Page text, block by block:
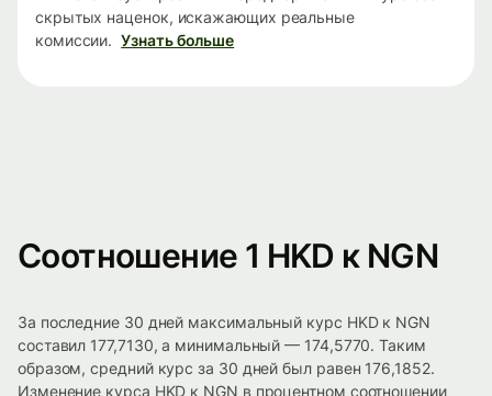
скрытых наценок, искажающих реальные
комиссии. Узнать больше
Соотношение 1 HKD к NGN
За последние 30 дней максимальный курс HKD к NGN
составил 177,7130, а минимальный — 174,5770. Таким
образом, средний курс за 30 дней был равен 176,1852.
Изменение курса HKD к NGN в процентном соотношении